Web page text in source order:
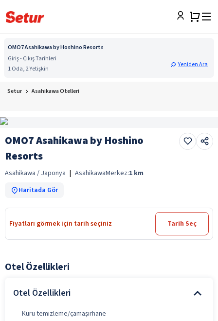
OMO7 Asahikawa by Hoshino Resorts
Giriş - Çıkış Tarihleri
1 Oda, 2 Yetişkin
Yeniden Ara
Setur Asahikawa Otelleri
OMO7 Asahikawa by Hoshino
Resorts
Asahikawa / Japonya | AsahikawaMerkez:1 km
Haritada Gör
Fiyatları görmek için tarih seçiniz Tarih Seç
Otel Özellikleri
Otel Özellikleri
Kuru temizleme/çamaşırhane